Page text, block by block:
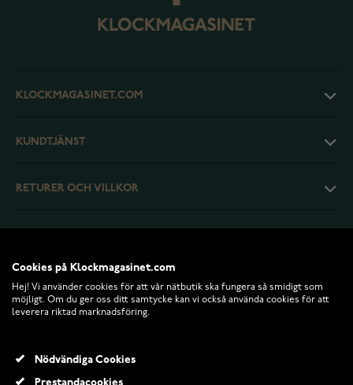
KLOCKMAGASINET.COM
KUNDTJÄNST
RETURER OCH VILLKOR
Cookies på Klockmagasinet.com
Hej! Vi använder cookies för att vår nätbutik ska fungera så smidigt som
möjligt. Om du ger oss ditt samtycke kan vi också använda cookies för att
leverera riktad marknadsföring.
Nödvändiga Cookies